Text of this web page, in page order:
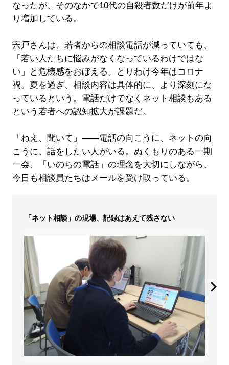
なったが、そのなかで10代の自殺者数だけが前年よ
り増加している。
宍戸さんは、若者からの相談電話が減っていても、
「若い人たちに悩みがなくなっているわけではな
い」と危機感をおぼえる。とりわけ今年はコロナ
禍。夏を過ぎ、相談内容は具体的に、より深刻にな
っているという。電話だけでなくネット相談もある
という若者への認知拡大が課題だ。
「ねえ、聞いて」――電話の向こうに、ネットの向
こうに、話をしたい人がいる。ぬくもりのある一期
一会、「いのちの電話」の理念を大切にしながら、
今日も相談員たちはメールを受け取っている。
「ネット相談」の現場、記録はあえて残さない